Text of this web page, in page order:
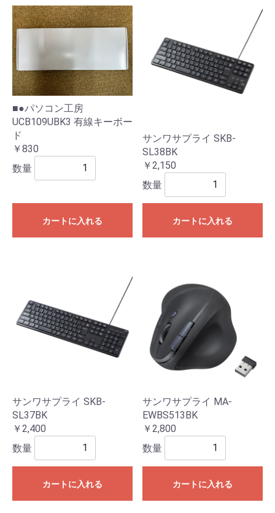
■●パソコン工房
UCB109UBK3 有線キーボー
ド
￥830
数量
カートに入れる
サンワサプライ SKB-
SL38BK
￥2,150
数量
カートに入れる
サンワサプライ SKB-
SL37BK
￥2,400
数量
カートに入れる
サンワサプライ MA-
EWBS513BK
￥2,800
数量
カートに入れる